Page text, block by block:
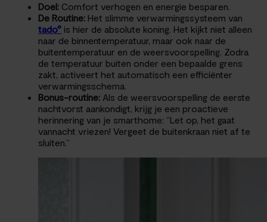
Doel: Comfort verhogen en energie besparen.
De Routine: Het slimme verwarmingssysteem van
tado° is hier de absolute koning. Het kijkt niet alleen
naar de binnentemperatuur, maar ook naar de
buitentemperatuur en de weersvoorspelling. Zodra
de temperatuur buiten onder een bepaalde grens
zakt, activeert het automatisch een efficiënter
verwarmingsschema.
Bonus-routine: Als de weersvoorspelling de eerste
nachtvorst aankondigt, krijg je een proactieve
herinnering van je smarthome: “Let op, het gaat
vannacht vriezen! Vergeet de buitenkraan niet af te
sluiten.”